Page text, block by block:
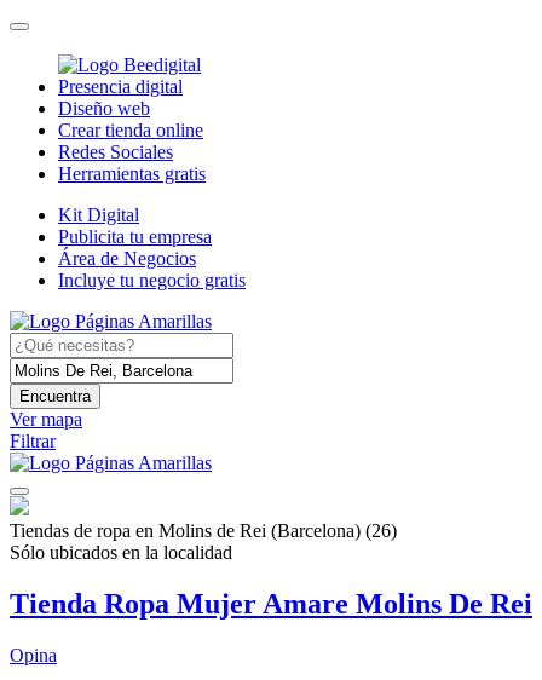
Presencia digital
Diseño web
Crear tienda online
Redes Sociales
Herramientas gratis
Kit Digital
Publicita tu empresa
Área de Negocios
Incluye tu negocio gratis
Encuentra
Ver mapa
Filtrar
Tiendas de ropa en Molins de Rei (Barcelona) (26)
Sólo ubicados en la localidad
Tienda Ropa Mujer Amare Molins De Rei
Opina